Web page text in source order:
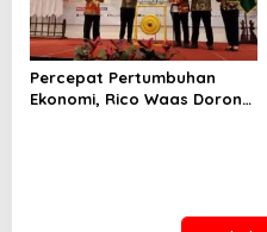
Percepat Pertumbuhan
Ekonomi, Rico Waas Dorong